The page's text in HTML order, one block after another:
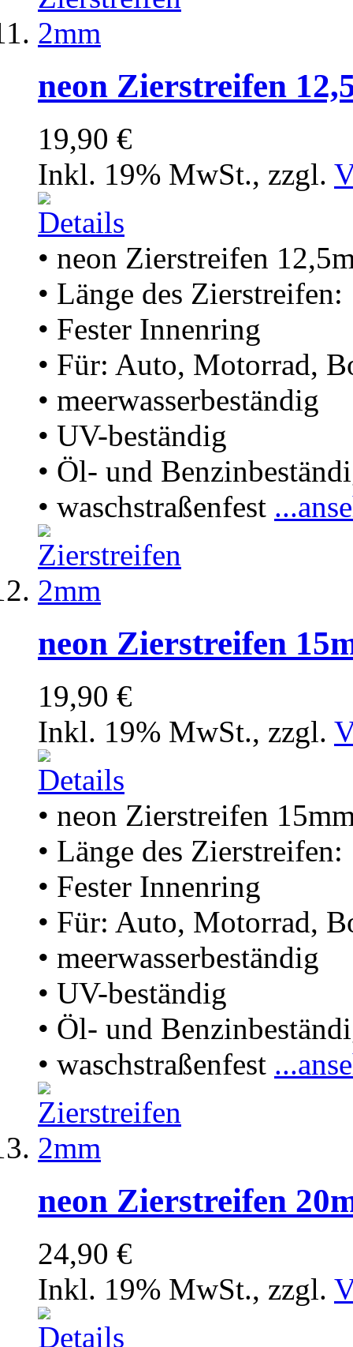
neon Zierstreifen
19,90 €
Inkl. 19% MwSt., zzgl.
• neon Zierstreifen
• Länge des Zierstreifen:
• Fester Innenring
• Für: Auto, Motorrad,
• meerwasserbeständig
• UV-beständig
• Öl- und
• waschstraßenfest
neon Zierstreifen
19,90 €
Inkl. 19% MwSt., zzgl.
• neon Zierstreifen
• Länge des Zierstreifen:
• Fester Innenring
• Für: Auto, Motorrad,
• meerwasserbeständig
• UV-beständig
• Öl- und
• waschstraßenfest
neon Zierstreifen
24,90 €
Inkl. 19% MwSt., zzgl.